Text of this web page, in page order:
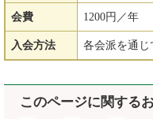
会費 1200円／年
入会方法 各会派を通じ
このページに関する